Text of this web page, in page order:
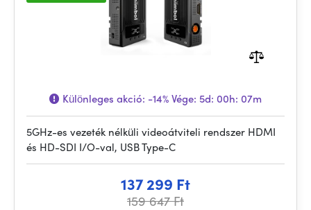
Különleges akció: -14%Vége: 5d: 00h: 07m
5GHz-es vezeték nélküli videoátviteli rendszer HDMI
és HD-SDI I/O-val, USB Type-C
137 299 Ft
159 647 Ft